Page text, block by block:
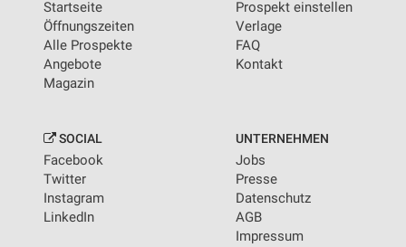
Startseite
Öffnungszeiten
Alle Prospekte
Angebote
Magazin
Prospekt einstellen
Verlage
FAQ
Kontakt
SOCIAL
Facebook
Twitter
Instagram
LinkedIn
UNTERNEHMEN
Jobs
Presse
Datenschutz
AGB
Impressum
Werbung
Verwendung von Profilen zur Auswahl
personalisierter Werbung
Verwendung von Profilen zur Auswahl
personalisierter Inhalte
Messung der Werbeleistung